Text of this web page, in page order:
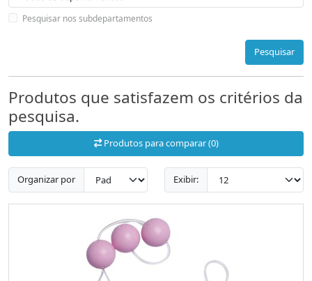
Pesquisar nos subdepartamentos
Pesquisar
Produtos que satisfazem os critérios da
pesquisa.
Produtos para comparar (0)
Organizar por Exibir: